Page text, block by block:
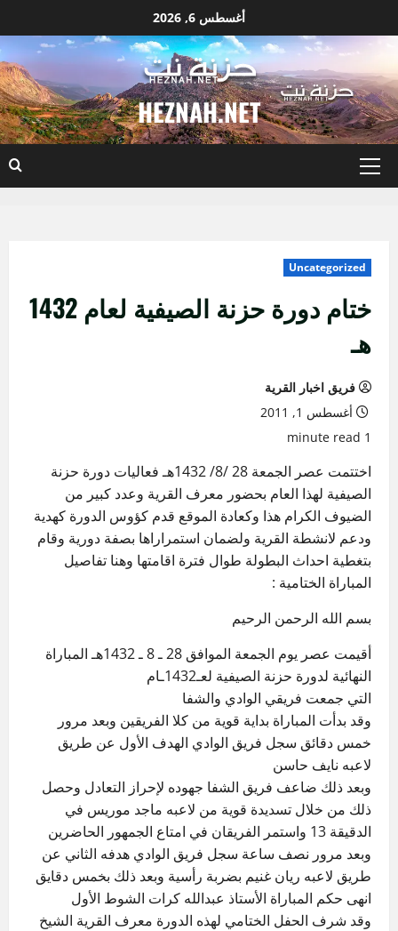
إلى
أغسطس 6, 2026
HEZNAH.NET
القائمة
Uncategorized
ختام دورة حزنة الصيفية لعام 1432
هـ
فريق اخبار القرية
أغسطس 1, 2011
1 minute read
اختتمت عصر الجمعة 28 /8/ 1432هـ فعاليات دورة حزنة
الصيفية لهذا العام بحضور معرف القرية وعدد كبير من
الضيوف الكرام هذا وكعادة الموقع قدم كؤوس الدورة كهدية
ودعم لانشطة القرية ولضمان استمراراها بصفة دورية وقام
بتغطية احداث البطولة طوال فترة اقامتها وهنا تفاصيل
المباراة الختامية :
بسم الله الرحمن الرحيم
أقيمت عصر يوم الجمعة الموافق 28 ـ 8 ـ 1432هـ المباراة
النهائية لدورة حزنة الصيفية لعـ1432ـام
التي جمعت فريقي الوادي والشفا
وقد بدأت المباراة بداية قوية من كلا الفريقين وبعد مرور
خمس دقائق سجل فريق الوادي الهدف الأول عن طريق
لاعبه نايف حاسن
وبعد ذلك ضاعف فريق الشفا جهوده لإحراز التعادل وحصل
ذلك من خلال تسديدة قوية من لاعبه ماجد موريس في
الدقيقة 13 واستمر الفريقان في امتاع الجمهور الحاضرين
وبعد مرور نصف ساعة سجل فريق الوادي هدفه الثاني عن
طريق لاعبه ريان غنيم بضربة رأسية وبعد ذلك بخمس دقايق
انهى حكم المباراة الأستاذ عبدالله كرات الشوط الأول
وقد شرف الحفل الختامي لهذه الدورة معرف القرية الشيخ